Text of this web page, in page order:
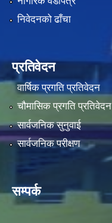
निवेदनको ढाँचा
प्रतिवेदन
वार्षिक प्रगति प्रतिवेदन
चौमासिक प्रगति प्रतिवेदन
सार्वजनिक सुनुवाई
सार्वजनिक परीक्षण
सम्पर्क